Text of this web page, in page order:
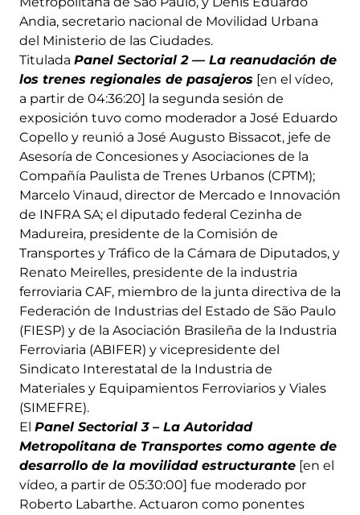
Andia, secretario nacional de Movilidad Urbana
del Ministerio de las Ciudades.
Titulada Panel Sectorial 2 — La reanudación de
los trenes regionales de pasajeros [en el vídeo,
a partir de 04:36:20] la segunda sesión de
exposición tuvo como moderador a José Eduardo
Copello y reunió a José Augusto Bissacot, jefe de
Asesoría de Concesiones y Asociaciones de la
Compañía Paulista de Trenes Urbanos (CPTM);
Marcelo Vinaud, director de Mercado e Innovación
de INFRA SA; el diputado federal Cezinha de
Madureira, presidente de la Comisión de
Transportes y Tráfico de la Cámara de Diputados, y
Renato Meirelles, presidente de la industria
ferroviaria CAF, miembro de la junta directiva de la
Federación de Industrias del Estado de São Paulo
(FIESP) y de la Asociación Brasileña de la Industria
Ferroviaria (ABIFER) y vicepresidente del
Sindicato Interestatal de la Industria de
Materiales y Equipamientos Ferroviarios y Viales
(SIMEFRE).
El Panel Sectorial 3 – La Autoridad
Metropolitana de Transportes como agente de
desarrollo de la movilidad estructurante [en el
vídeo, a partir de 05:30:00] fue moderado por
Roberto Labarthe. Actuaron como ponentes